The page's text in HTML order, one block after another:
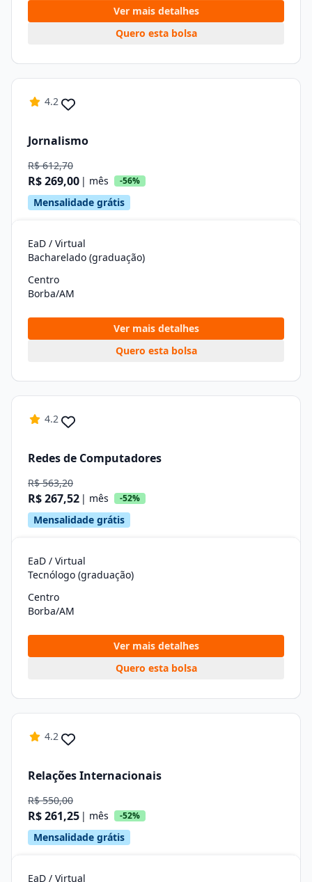
Ver mais detalhes
Quero esta bolsa
4.2
Jornalismo
R$ 612,70
R$ 269,00 | mês -56%
Mensalidade grátis
EaD / Virtual
Bacharelado (graduação)
Centro
Borba/AM
Ver mais detalhes
Quero esta bolsa
4.2
Redes de Computadores
R$ 563,20
R$ 267,52 | mês -52%
Mensalidade grátis
EaD / Virtual
Tecnólogo (graduação)
Centro
Borba/AM
Ver mais detalhes
Quero esta bolsa
4.2
Relações Internacionais
R$ 550,00
R$ 261,25 | mês -52%
Mensalidade grátis
EaD / Virtual